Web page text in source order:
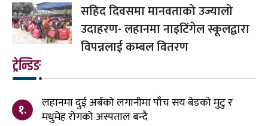
सहिद दिवसमा मानवताको उज्यालो
उदाहरण- लहानमा नाइटिंगेल स्कूलद्वारा
विपन्नलाई कम्बल वितरण
ट्रेन्डिङ
१.
लहानमा दुई अर्बको लगानीमा पाँच सय बेडको मुटु र
मधुमेह रोगको अस्पताल बन्दै